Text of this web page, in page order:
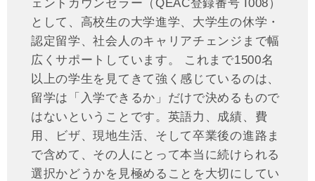
として、高校生の大学進学、大学生の休学・
認定留学、社会人のキャリアチェンジまで幅
広くサポートしています。 これまで1500名
以上の学生を見てきて強く感じているのは、
留学は「入学できるか」だけで決めるもので
はないということです。英語力、成績、費
用、ビザ、現地生活、そして卒業後の進路ま
で含めて、その人にとって本当に続けられる
選択かどうかを見極めることを大切にしてい